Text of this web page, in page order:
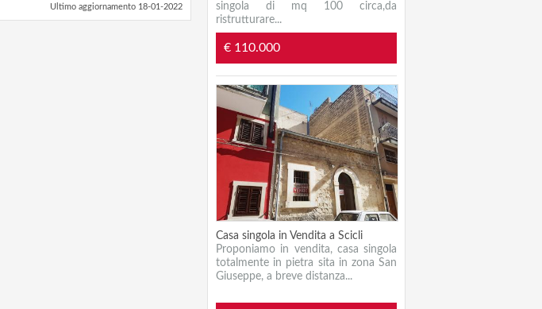
Ultimo aggiornamento 18-01-2022
singola di mq 100 circa,da
ristrutturare...
€ 110.000
Casa singola in Vendita a Scicli
Proponiamo in vendita, casa singola
totalmente in pietra sita in zona San
Giuseppe, a breve distanza...